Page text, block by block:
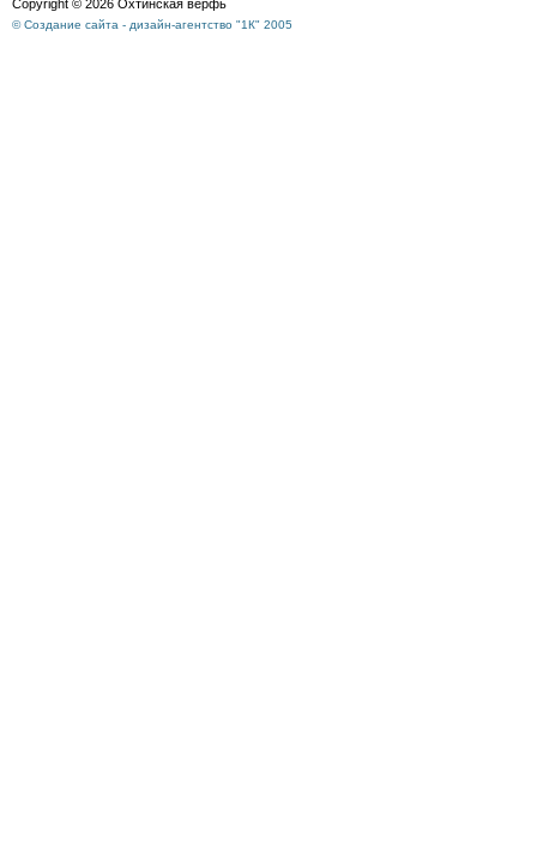
Copyright © 2026 Охтинская верфь
© Создание сайта - дизайн-агентство "1К" 2005